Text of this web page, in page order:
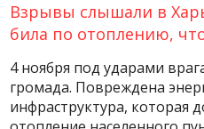
Взрывы слышали в
била по отоплению,
4 ноября под ударами
громада. Повреждена
инфраструктура, которая